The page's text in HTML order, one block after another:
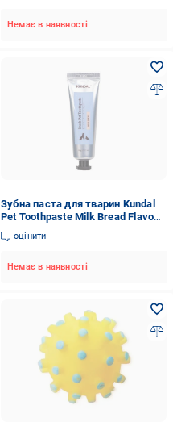
Немає в наявності
Зубна паста для тварин Kundal
Pet Toothpaste Milk Bread Flavour
60 г (424985)
оцінити
Немає в наявності